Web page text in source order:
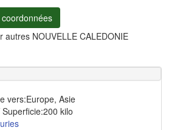
autres NOUVELLE CALEDONIE
vers:Europe, Asie
Superficie:200 kilo